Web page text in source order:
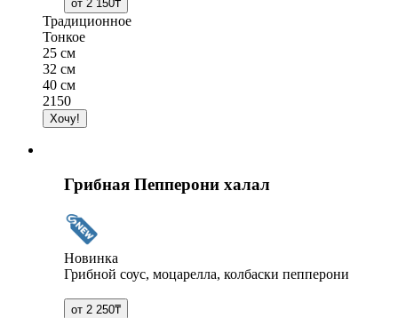
Традиционное
Тонкое
25 см
32 см
40 см
2150
Грибная Пепперони халал
Новинка
Грибной соус, моцарелла, колбаски пепперони